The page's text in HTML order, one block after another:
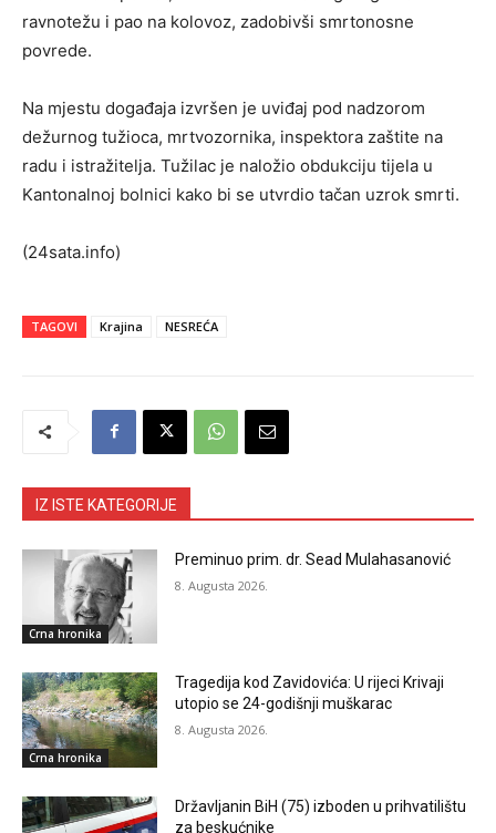
ravnotežu i pao na kolovoz, zadobivši smrtonosne
povrede.
Na mjestu događaja izvršen je uviđaj pod nadzorom
dežurnog tužioca, mrtvozornika, inspektora zaštite na
radu i istražitelja. Tužilac je naložio obdukciju tijela u
Kantonalnoj bolnici kako bi se utvrdio tačan uzrok smrti.
(24sata.info)
TAGOVI Krajina NESREĆA
IZ ISTE KATEGORIJE
Crna hronika
Preminuo prim. dr. Sead Mulahasanović
8. Augusta 2026.
Crna hronika
Tragedija kod Zavidovića: U rijeci Krivaji
utopio se 24-godišnji muškarac
8. Augusta 2026.
Državljanin BiH (75) izboden u prihvatilištu
za beskućnike